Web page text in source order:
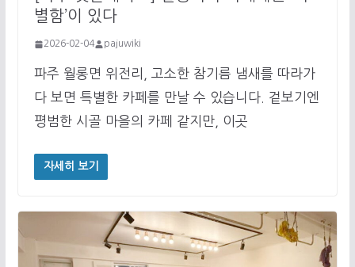
별함’이 있다
2026-02-04 pajuwiki
파주 월롱면 위전리, 고소한 참기름 냄새를 따라가
다 보면 특별한 카페를 만날 수 있습니다. 겉보기엔
평범한 시골 마을의 카페 같지만, 이곳
자세히 보기